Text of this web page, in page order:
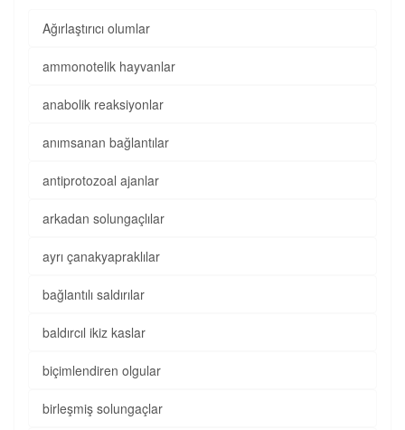
Ağırlaştırıcı olumlar
ammonotelik hayvanlar
anabolik reaksiyonlar
anımsanan bağlantılar
antiprotozoal ajanlar
arkadan solungaçlılar
ayrı çanakyapraklılar
bağlantılı saldırılar
baldırcıl ikiz kaslar
biçimlendiren olgular
birleşmiş solungaçlar